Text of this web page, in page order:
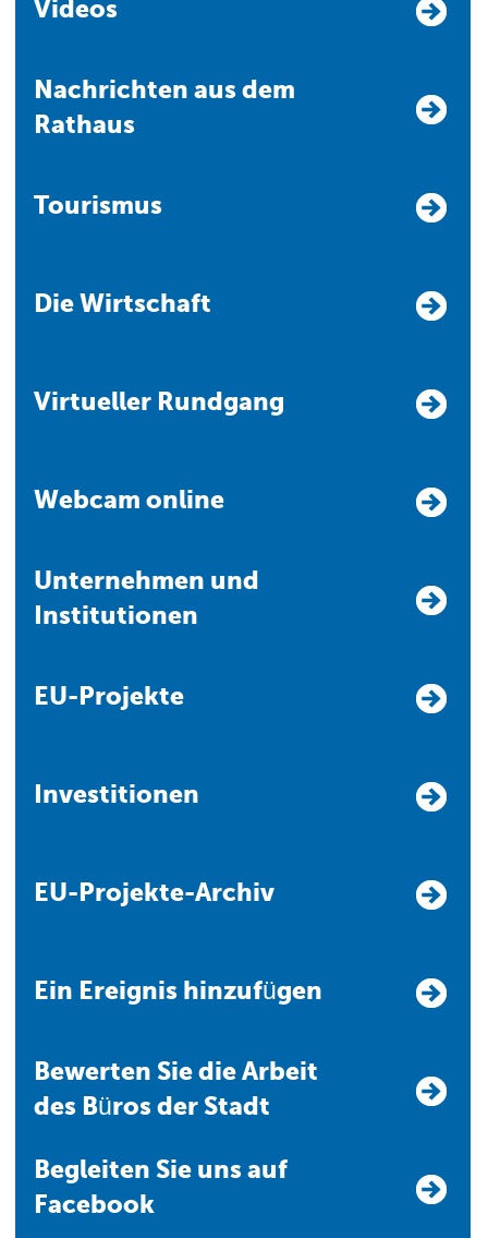
Videos
Nachrichten aus dem
Rathaus
Tourismus
Die Wirtschaft
Virtueller Rundgang
Webcam online
Unternehmen und
Institutionen
EU-Projekte
Investitionen
EU-Projekte-Archiv
Ein Ereignis hinzufügen
Bewerten Sie die Arbeit
des Büros der Stadt
Begleiten Sie uns auf
Facebook